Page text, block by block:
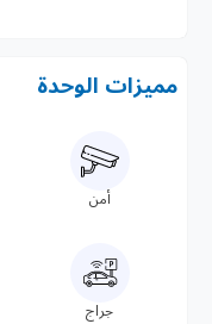
مميزات الوحدة
أمن
جراج